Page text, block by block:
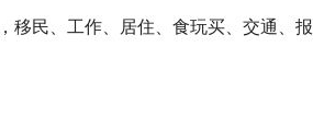
移民、工作、居住、食玩买、交通、报